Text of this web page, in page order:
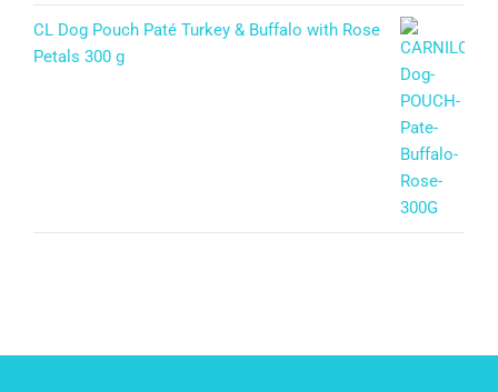
CL Dog Pouch Paté Turkey & Buffalo with Rose
Petals 300 g